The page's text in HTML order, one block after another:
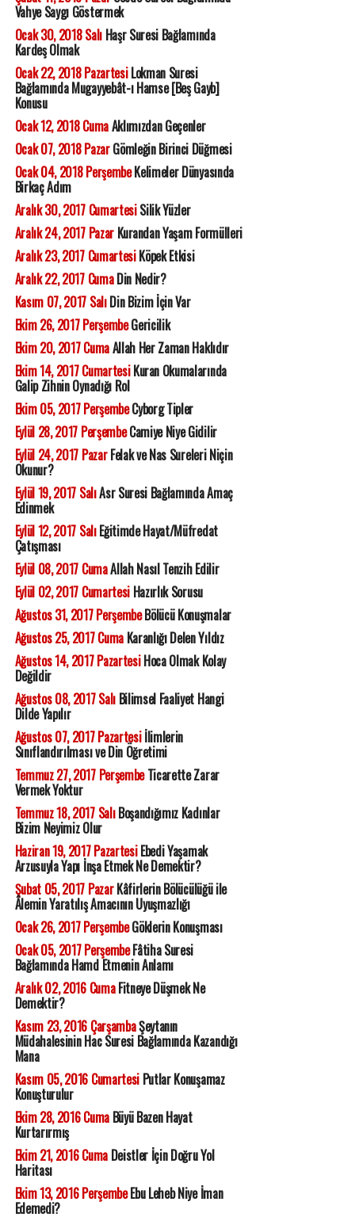
Vahye Saygı Göstermek
Ocak 30, 2018 SalıHaşr Suresi Bağlamında
Kardeş Olmak
Ocak 22, 2018 PazartesiLokman Suresi
Bağlamında Mugayyebât-ı Hamse [Beş Gayb]
Konusu
Ocak 12, 2018 CumaAklımızdan Geçenler
Ocak 07, 2018 PazarGömleğin Birinci Düğmesi
Ocak 04, 2018 PerşembeKelimeler Dünyasında
Birkaç Adım
Aralık 30, 2017 CumartesiSilik Yüzler
Aralık 24, 2017 PazarKurandan Yaşam Formülleri
Aralık 23, 2017 CumartesiKöpek Etkisi
Aralık 22, 2017 CumaDin Nedir?
Kasım 07, 2017 SalıDin Bizim İçin Var
Ekim 26, 2017 PerşembeGericilik
Ekim 20, 2017 CumaAllah Her Zaman Haklıdır
Ekim 14, 2017 CumartesiKuran Okumalarında
Galip Zihnin Oynadığı Rol
Ekim 05, 2017 PerşembeCyborg Tipler
Eylül 28, 2017 PerşembeCamiye Niye Gidilir
Eylül 24, 2017 PazarFelak ve Nas Sureleri Niçin
Okunur?
Eylül 19, 2017 SalıAsr Suresi Bağlamında Amaç
Edinmek
Eylül 12, 2017 SalıEğitimde Hayat/Müfredat
Çatışması
Eylül 08, 2017 CumaAllah Nasıl Tenzih Edilir
Eylül 02, 2017 CumartesiHazırlık Sorusu
Ağustos 31, 2017 PerşembeBölücü Konuşmalar
Ağustos 25, 2017 CumaKaranlığı Delen Yıldız
Ağustos 14, 2017 PazartesiHoca Olmak Kolay
Değildir
Ağustos 08, 2017 SalıBilimsel Faaliyet Hangi
Dilde Yapılır
Ağustos 07, 2017 Pazartesiİlimlerin
Sınıflandırılması ve Din Öğretimi
Temmuz 27, 2017 PerşembeTicarette Zarar
Vermek Yoktur
Temmuz 18, 2017 SalıBoşandığımız Kadınlar
Bizim Neyimiz Olur
Haziran 19, 2017 PazartesiEbedi Yaşamak
Arzusuyla Yapı İnşa Etmek Ne Demektir?
Şubat 05, 2017 PazarKâfirlerin Bölücülüğü ile
Âlemin Yaratılış Amacının Uyuşmazlığı
Ocak 26, 2017 PerşembeGöklerin Konuşması
Ocak 05, 2017 PerşembeFâtiha Suresi
Bağlamında Hamd Etmenin Anlamı
Aralık 02, 2016 CumaFitneye Düşmek Ne
Demektir?
Kasım 23, 2016 ÇarşambaŞeytanın
Müdahalesinin Hac Suresi Bağlamında Kazandığı
Mana
Kasım 05, 2016 CumartesiPutlar Konuşamaz
Konuşturulur
Ekim 28, 2016 CumaBüyü Bazen Hayat
Kurtarırmış
Ekim 21, 2016 CumaDeistler İçin Doğru Yol
Haritası
Ekim 13, 2016 PerşembeEbu Leheb Niye İman
Edemedi?